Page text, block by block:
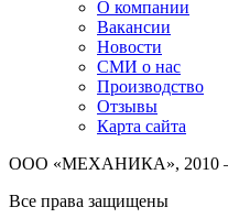
О компании
Вакансии
Новости
СМИ о нас
Производство
Отзывы
Карта сайта
ООО «МЕХАНИКА», 2010 –
Все права защищены